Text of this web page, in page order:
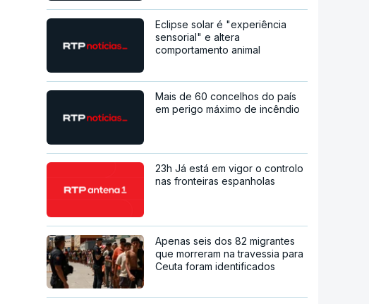
Eclipse solar é "experiência
sensorial" e altera
comportamento animal
Mais de 60 concelhos do país
em perigo máximo de incêndio
23h Já está em vigor o controlo
nas fronteiras espanholas
Apenas seis dos 82 migrantes
que morreram na travessia para
Ceuta foram identificados